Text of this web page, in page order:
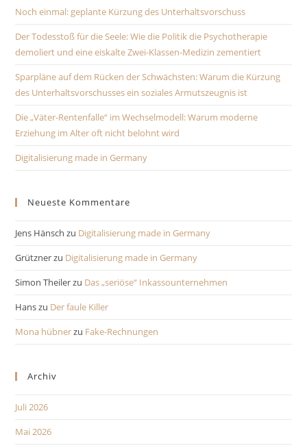
Noch einmal: geplante Kürzung des Unterhaltsvorschuss
Der Todesstoß für die Seele: Wie die Politik die Psychotherapie
demoliert und eine eiskalte Zwei-Klassen-Medizin zementiert
Sparpläne auf dem Rücken der Schwächsten: Warum die Kürzung
des Unterhaltsvorschusses ein soziales Armutszeugnis ist
Die „Väter-Rentenfalle“ im Wechselmodell: Warum moderne
Erziehung im Alter oft nicht belohnt wird
Digitalisierung made in Germany
Neueste Kommentare
Jens Hänsch zu Digitalisierung made in Germany
Grütznerzu Digitalisierung made in Germany
Simon Theilerzu Das „seriöse“ Inkassounternehmen
Hanszu Der faule Killer
Mona hübnerzu Fake-Rechnungen
Archiv
Juli 2026
Mai 2026